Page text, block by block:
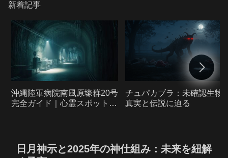
新着記事
沖縄陸軍病院南風原壕群20号
完全ガイド｜心霊スポット・
チュパカブラ：未確認生物
真実と伝説に迫る
日月神示と2025年の神仕組み：未来を紐解